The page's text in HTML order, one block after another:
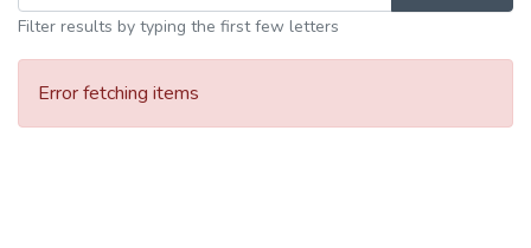
Filter results by typing the first few letters
Error fetching items